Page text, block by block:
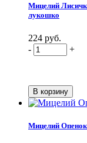
Мицелий
лукошко
224 руб.
-
+
Мицелий Опенок